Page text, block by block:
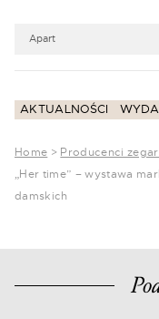
Apart
AKTUALNOŚCI
Home > Producenci
„Her time” – wystawa
damskich